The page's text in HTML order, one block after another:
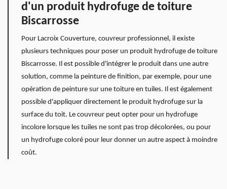
d'un produit hydrofuge de toiture
Biscarrosse
Pour Lacroix Couverture, couvreur professionnel, il existe
plusieurs techniques pour poser un produit hydrofuge de toiture
Biscarrosse. Il est possible d'intégrer le produit dans une autre
solution, comme la peinture de finition, par exemple, pour une
opération de peinture sur une toiture en tuiles. Il est également
possible d'appliquer directement le produit hydrofuge sur la
surface du toit. Le couvreur peut opter pour un hydrofuge
incolore lorsque les tuiles ne sont pas trop décolorées, ou pour
un hydrofuge coloré pour leur donner un autre aspect à moindre
coût.